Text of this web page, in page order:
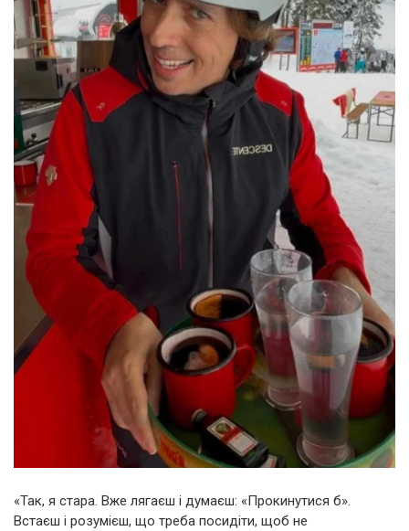
«Так, я стара. Вже лягаєш і думаєш: «Прокинутися б».
Встаєш і розумієш, що треба посидіти, щоб не